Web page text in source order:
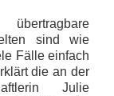
sind wie
Fälle einfach
die an der
Julie